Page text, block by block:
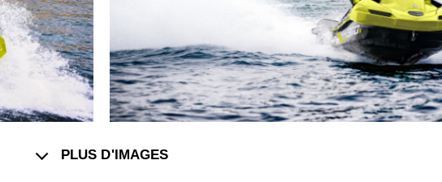
PLUS D'IMAGES